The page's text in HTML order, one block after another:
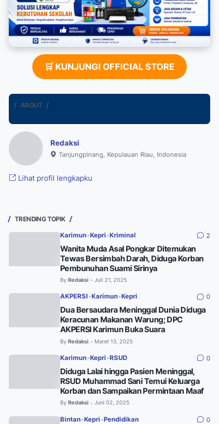
🛒 KUNJUNGI OFFICIAL STORE
ABOUT
Redaksi
Tanjungpinang, Kepulauan Riau, Indonesia
Lihat profil lengkapku
TRENDING TOPIK
Karimun•Kepri •Kriminal 2
Wanita Muda Asal Pongkar Ditemukan
Tewas Bersimbah Darah, Diduga Korban
Pembunuhan Suami Sirinya
By Redaksi • Juli 21, 2025
AKPERSI •Karimun•Kepri 0
Dua Bersaudara Meninggal Dunia Diduga
Keracunan Makanan Warung; DPC
AKPERSI Karimun Buka Suara
By Redaksi • Maret 13, 2025
Karimun•Kepri •RSUD 0
Diduga Lalai hingga Pasien Meninggal,
RSUD Muhammad Sani Temui Keluarga
Korban dan Sampaikan Permintaan Maaf
By Redaksi • Juni 02, 2025
Bintan•Kepri •Pendidikan 0